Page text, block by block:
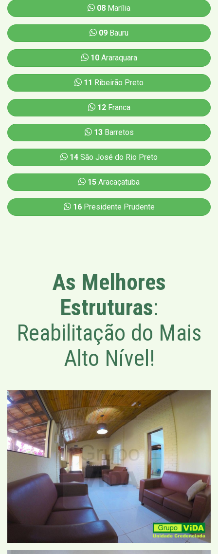
08 Marília
09 Bauru
10Araraquara
11 Ribeirão Preto
12Franca
13Barretos
14 São José do Rio Preto
15 Aracaçatuba
16Presidente Prudente
As Melhores
Estruturas:
Reabilitação do Mais
Alto Nível!